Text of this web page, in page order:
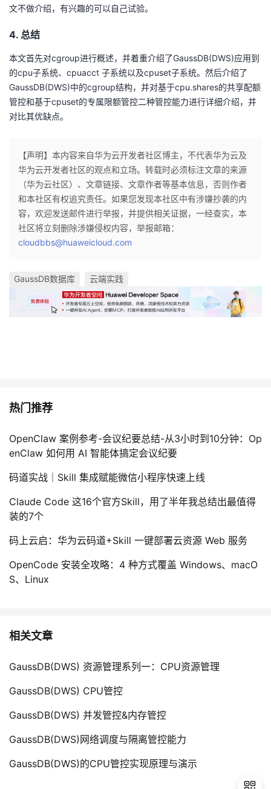
文不做介绍，有兴趣的可以自己试验。
4. 总结
本文首先对cgroup进行概述，并着重介绍了GaussDB(DWS)应用到
的cpu子系统、cpuacct 子系统以及cpuset子系统。然后介绍了
GaussDB(DWS)中的cgroup结构，并对基于cpu.shares的共享配额
管控和基于cpuset的专属限额管控二种管控能力进行详细介绍，并
对比其优缺点。
【声明】本内容来自华为云开发者社区博主，不代表华为云及
华为云开发者社区的观点和立场。转载时必须标注文章的来源
（华为云社区）、文章链接、文章作者等基本信息，否则作者
和本社区有权追究责任。如果您发现本社区中有涉嫌抄袭的内
容，欢迎发送邮件进行举报，并提供相关证据，一经查实，本
社区将立刻删除涉嫌侵权内容，举报邮箱：
cloudbbs@huaweicloud.com
GaussDB数据库 云端实践
热门推荐
OpenClaw 案例参考-会议纪要总结-从3小时到10分钟：Op
enClaw 如何用 AI 智能体搞定会议纪要
码道实战｜Skill 集成赋能微信小程序快速上线
Claude Code 这16个官方Skill，用了半年我总结出最值得
装的7个
码上云启：华为云码道+Skill 一键部署云资源 Web 服务
OpenCode 安装全攻略：4 种方式覆盖 Windows、macO
S、Linux
相关文章
GaussDB(DWS) 资源管理系列一：CPU资源管理
GaussDB(DWS) CPU管控
GaussDB(DWS) 并发管控&内存管控
GaussDB(DWS)网络调度与隔离管控能力
GaussDB(DWS)的CPU管控实现原理与演示